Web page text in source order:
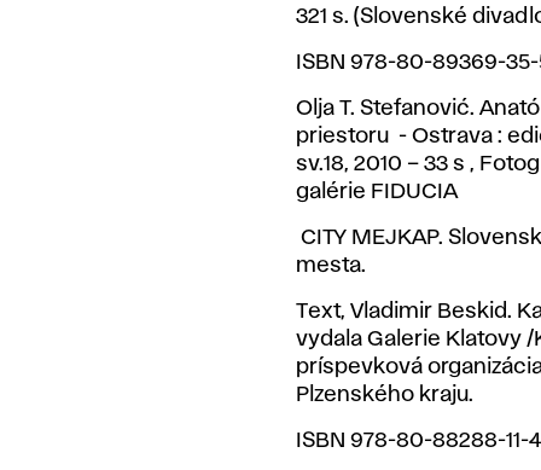
321 s. (Slovenské
ISBN 978-80-89369-
Olja T. Stefanović.
priestoru - Ostrava :
sv.18, 2010 – 33 s ,
galérie FIDUCIA
CITY MEJKAP.
mesta.
Text, Vladimir Beskid.
vydala Galerie Klatovy /
príspevková
Plzenského kraju.
ISBN 978-80-88288-11-4